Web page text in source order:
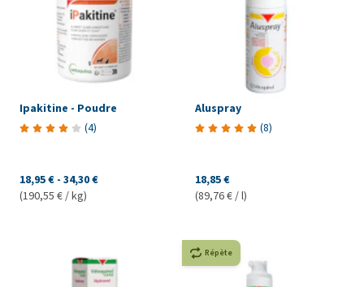
Ipakitine - Poudre
(4)
18,95 € - 34,30 €
(190,55 € / kg)
Aluspray
(8)
18,85 €
(89,76 € / l)
Répète